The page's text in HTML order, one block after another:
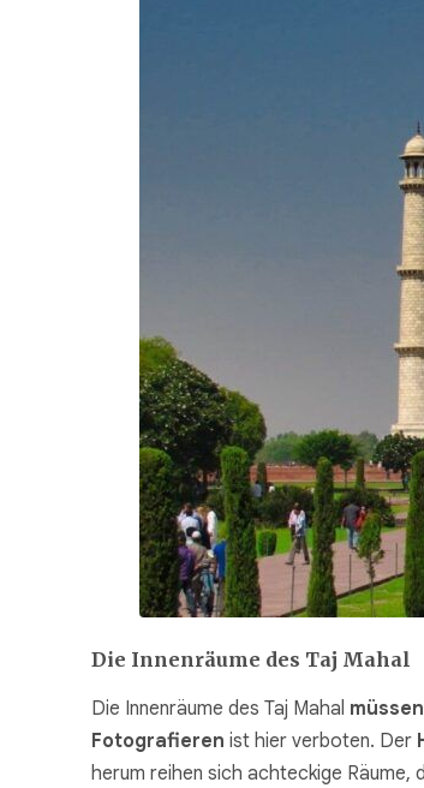
Die Innenräume des Taj Mahal
Die Innenräume des Taj Mahal
Fotografieren ist hier verboten. Der
herum reihen sich achteckige Räume,